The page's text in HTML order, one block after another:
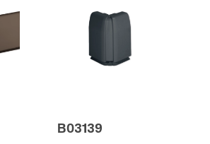
B03139